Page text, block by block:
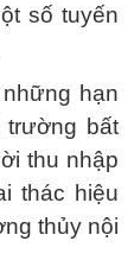
số tuyến
hạn
trường bất
thu nhập
thác hiệu
thủy nội